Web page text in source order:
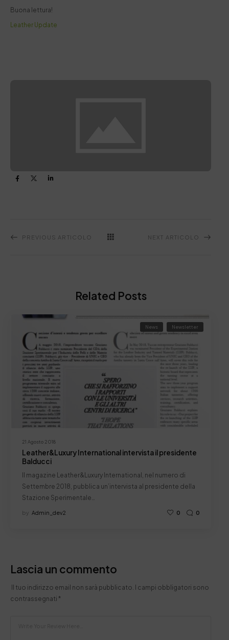
Buona lettura!
Leather Update
PREVIOUS ARTICOLO NEXT ARTICOLO
Related Posts
21 Agosto 2018
News Newsletter
Leather&Luxury International intervista il presidente
Balducci
Il magazine Leather&Luxury International, nel numero di
Settembre 2018, pubblica un’intervista al presidente della
Stazione Sperimentale…
by Admin_dev2 0 0
Lascia un commento
Il tuo indirizzo email non sarà pubblicato. I campi obbligatori sono
contrassegnati *